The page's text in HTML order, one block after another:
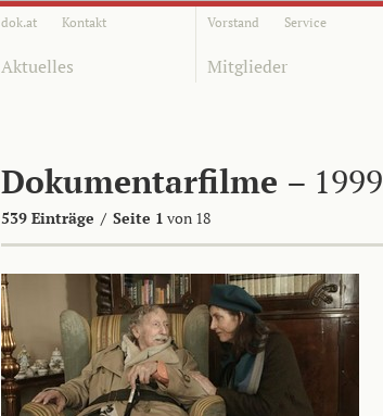
dok.at Kontakt Vorstand Service
Aktuelles Mitglieder
Dokumentarfilme – 1999
539 Einträge / Seite 1 von 18